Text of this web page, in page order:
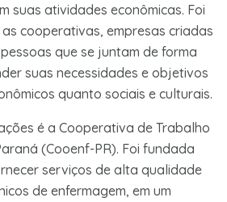
suas atividades econômicas. Foi
cooperativas, empresas criadas
que se juntam de forma
suas necessidades e objetivos
quanto sociais e culturais.
é a Cooperativa de Trabalho
(Cooenf-PR). Foi fundada
serviços de alta qualidade
de enfermagem, em um